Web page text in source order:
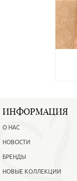
ИНФОРМАЦИЯ
О НАС
НОВОСТИ
БРЕНДЫ
НОВЫЕ КОЛЛЕКЦИИ